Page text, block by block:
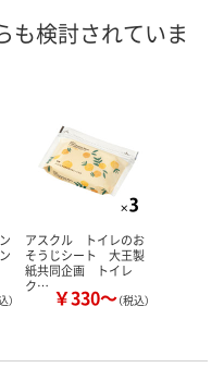
5点
カゴへ
も検討されていま
）
アスクル トイレのお
そうじシート 大王製
紙共同企画 トイレ
ク… ￥330～（税込）